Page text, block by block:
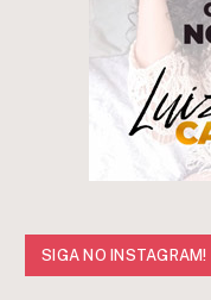
SIGA NO INSTAGRAM!